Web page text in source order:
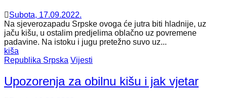
Subota, 17.09.2022.
Na sjeverozapadu Srpske ovoga će jutra biti hladnije, uz
jaču kišu, u ostalim predjelima oblačno uz povremene
padavine. Na istoku i jugu pretežno suvo uz...
kiša
Republika Srpska Vijesti
Upozorenja za obilnu kišu i jak vjetar